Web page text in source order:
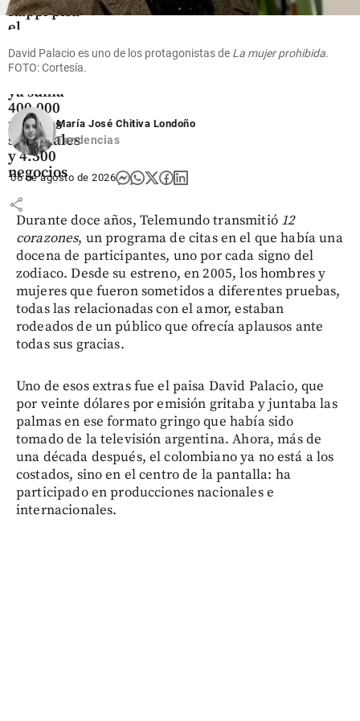
Rappi pisa
el
acelerador
en
Medellín,
ya suma
400.000
pedidos
semanales
y 4.500
negocios
share
David Palacio es uno de los protagonistas de La mujer prohibida.
FOTO: Cortesía.
María José Chitiva Londoño
Tendencias
06 de agosto de 2026
Durante doce años, Telemundo transmitió 12
corazones, un programa de citas en el que había una
docena de participantes, uno por cada signo del
zodiaco. Desde su estreno, en 2005, los hombres y
mujeres que fueron sometidos a diferentes pruebas,
todas las relacionadas con el amor, estaban
rodeados de un público que ofrecía aplausos ante
todas sus gracias.
Uno de esos extras fue el paisa David Palacio, que
por veinte dólares por emisión gritaba y juntaba las
palmas en ese formato gringo que había sido
tomado de la televisión argentina. Ahora, más de
una década después, el colombiano ya no está a los
costados, sino en el centro de la pantalla: ha
participado en producciones nacionales e
internacionales.